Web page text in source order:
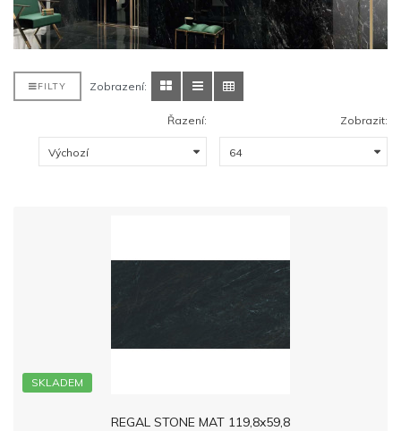
FILTY Zobrazení:
Řazení: Zobrazit:
SKLADEM
REGAL STONE MAT 119,8x59,8